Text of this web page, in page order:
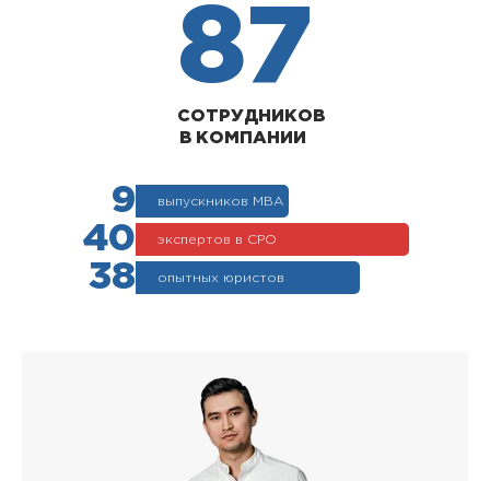
87
СОТРУДНИКОВ
В КОМПАНИИ
9 выпускников МВА
40 экспертов в СРО
38 опытных юристов